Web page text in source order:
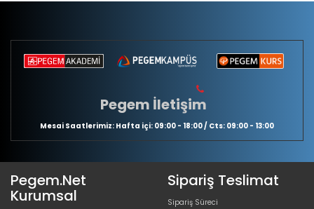
Pegem İletişim
Mesai Saatlerimiz: Hafta içi: 09:00 - 18:00 / Cts: 09:00 - 13:00
Pegem.Net
Kurumsal
Sipariş Teslimat
Sipariş Süreci